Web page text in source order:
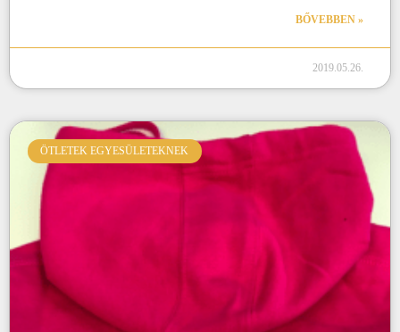
BŐVEBBEN »
2019.05.26.
ÖTLETEK EGYESÜLETEKNEK